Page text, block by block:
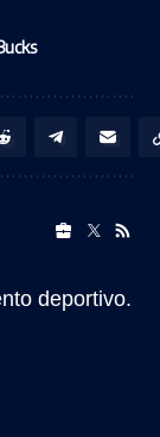
deportivo.